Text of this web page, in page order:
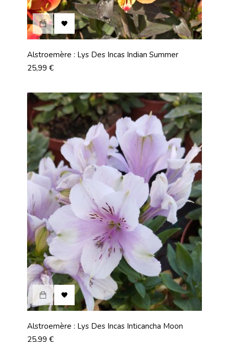

Alstroemère : Lys Des Incas Indian Summer
Prix
25,99 €

Alstroemère : Lys Des Incas Inticancha Moon
Prix
25,99 €